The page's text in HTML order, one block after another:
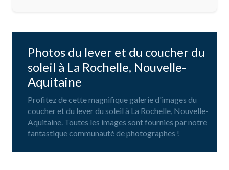
Photos du lever et du coucher du
soleil à La Rochelle, Nouvelle-
Aquitaine
Profitez de cette magnifique galerie d'images du
coucher et du lever du soleil à La Rochelle, Nouvelle-
Aquitaine. Toutes les images sont fournies par notre
fantastique communauté de photographes !